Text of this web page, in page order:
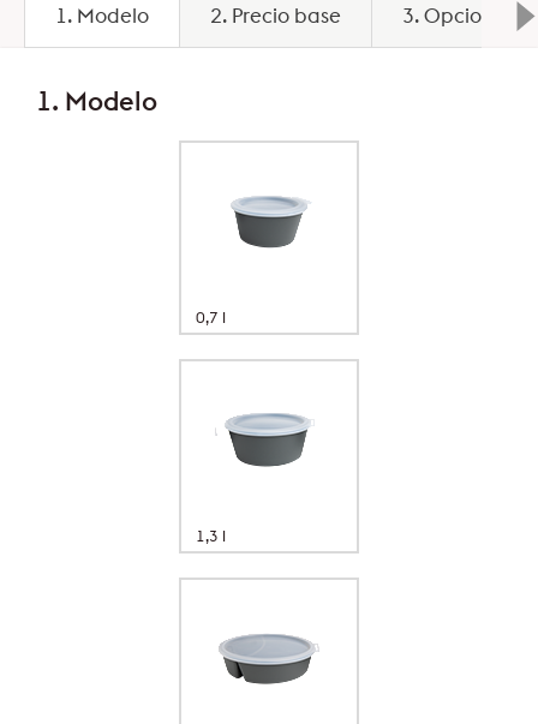
1. Modelo 2. Precio base 3. Opciones
1. Modelo
0,7 l
1,3 l